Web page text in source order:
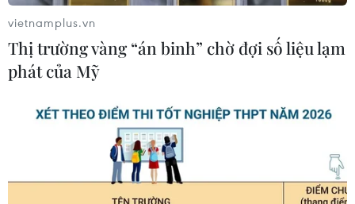
du lịch MICE sau dịch COVID-19
22/06/2022 14:53
Năm tháng đầu năm 2022, khách quốc tế đến Việt
Nam đạt 229.000 lượt, tăng gấp 4,5 lần so với cùng kỳ
năm 2021; lượng khách Hàn Quốc đến Việt Nam đạt
56.5000 lượt, tăng 334% so với cùng kỳ năm 2021.
vietnamplus.vn
Thị trường vàng “án binh” chờ đợi số liệu lạm
phát của Mỹ